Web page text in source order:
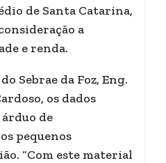
de Santa Catarina,
a
e renda.
Sebrae da Foz, Eng.
os dados
de
pequenos
“Com este material